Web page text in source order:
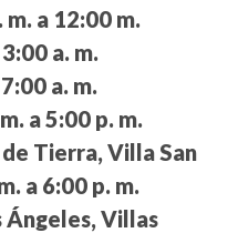
m. a 12:00 m.
a. m.
a. m.
a 5:00 p. m.
Tierra, Villa San
a 6:00 p. m.
Ángeles, Villas